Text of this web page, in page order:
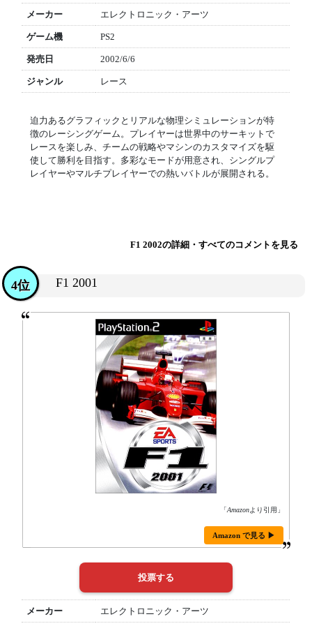
メーカー エレクトロニック・アーツ
ゲーム機 PS2
発売日 2002/6/6
ジャンル レース
迫力あるグラフィックとリアルな物理シミュレーションが特
徴のレーシングゲーム。プレイヤーは世界中のサーキットで
レースを楽しみ、チームの戦略やマシンのカスタマイズを駆
使して勝利を目指す。多彩なモードが用意され、シングルプ
レイヤーやマルチプレイヤーでの熱いバトルが展開される。
F1 2002の詳細・すべてのコメントを見る
F1 2001
4位
「Amazonより引用」
Amazon で見る ▶
メーカー エレクトロニック・アーツ